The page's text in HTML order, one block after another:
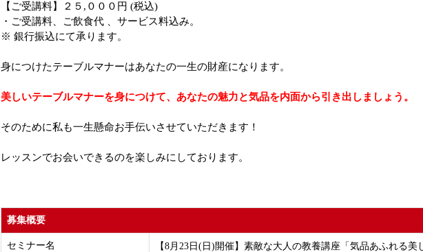
【ご受講料】２５,０００円 (税込)
・ご受講料、ご飲食代 、サービス料込み。
※ 銀行振込にて承ります。
身につけたテーブルマナーはあなたの一生の財産になります。
美しいテーブルマナーを身につけて、あなたの魅力と気品を内面から引き出しましょう。
そのために私も一生懸命お手伝いさせていただきます！
レッスンでお会いできるのを楽しみにしております。
募集概要
セミナー名
【8月23日(日)開催】素敵な大人の教養講座「気品あふれる美